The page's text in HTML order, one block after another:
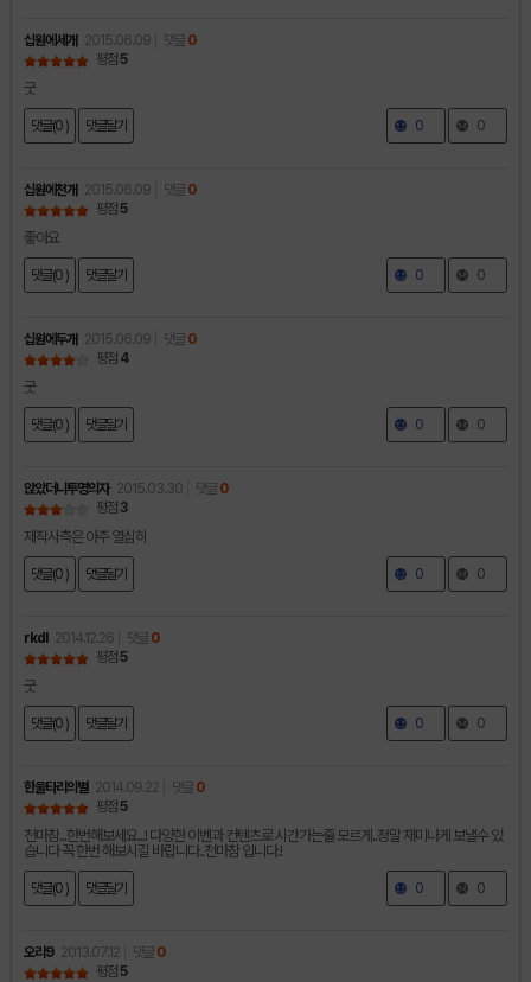
십원에세개 2015.06.09 댓글 0
평점 5
굿
댓글(0 ) 댓글달기 0 0
십원에천개 2015.06.09 댓글 0
평점 5
좋아요
댓글(0 ) 댓글달기 0 0
십원에두개 2015.06.09 댓글 0
평점 4
굿
댓글(0 ) 댓글달기 0 0
앉았더니투명의자 2015.03.30 댓글 0
평점 3
제작사측은 아주 열심히
댓글(0 ) 댓글달기 0 0
rkdl 2014.12.26 댓글 0
평점 5
굿
댓글(0 ) 댓글달기 0 0
한울타리의별 2014.09.22 댓글 0
평점 5
천마참...한번해보세요...! 다양한 이벤과 컨텐츠로 시간가는줄 모르게..정말 재미나게 보낼수 있
습니다 꼭 한번 해보시길 바랍니다..천마참 입니다.!
댓글(0 ) 댓글달기 0 0
오리9 2013.07.12 댓글 0
평점 5